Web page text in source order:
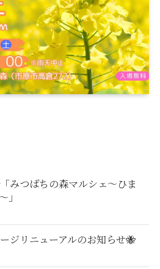
みつばちの森マルシェ〜ひま
」
ジリニューアルのお知らせ🐝